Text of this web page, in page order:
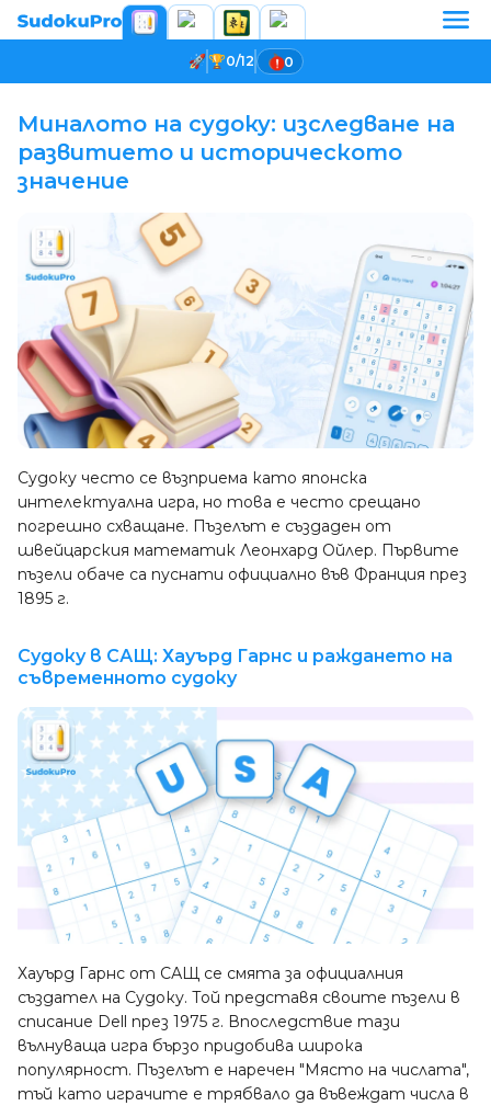
0/12 0
Миналото на судоку: изследване на
развитието и историческото
значение
Судоку често се възприема като японска
интелектуална игра, но това е често срещано
погрешно схващане. Пъзелът е създаден от
швейцарския математик Леонхард Ойлер. Първите
пъзели обаче са пуснати официално във Франция през
1895 г.
Судоку в САЩ: Хауърд Гарнс и раждането на
съвременното судоку
Хауърд Гарнс от САЩ се смята за официалния
създател на Судоку. Той представя своите пъзели в
списание Dell през 1975 г. Впоследствие тази
вълнуваща игра бързо придобива широка
популярност. Пъзелът е наречен "Място на числата",
тъй като играчите е трябвало да въвеждат числа в